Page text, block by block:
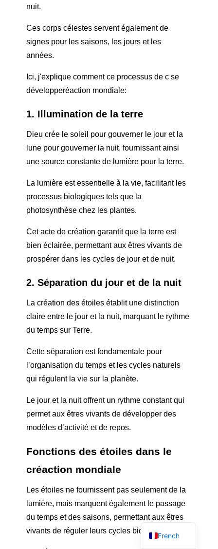
nuit.
Ces corps célestes servent également de
signes pour les saisons, les jours et les
années.
Ici, j'explique comment ce processus de c se
développeréaction mondiale:
1. Illumination de la terre
Dieu crée le soleil pour gouverner le jour et la
lune pour gouverner la nuit, fournissant ainsi
une source constante de lumière pour la terre.
La lumière est essentielle à la vie, facilitant les
processus biologiques tels que la
photosynthèse chez les plantes.
Cet acte de création garantit que la terre est
bien éclairée, permettant aux êtres vivants de
prospérer dans les cycles de jour et de nuit.
2. Séparation du jour et de la nuit
La création des étoiles établit une distinction
claire entre le jour et la nuit, marquant le rythme
du temps sur Terre.
Cette séparation est fondamentale pour
l’organisation du temps et les cycles naturels
qui régulent la vie sur la planète.
Le jour et la nuit offrent un rythme constant qui
permet aux êtres vivants de développer des
modèles d’activité et de repos.
Fonctions des étoiles dans le
créaction mondiale
Les étoiles ne fournissent pas seulement de la
lumière, mais marquent également le passage
du temps et des saisons, permettant aux êtres
vivants de réguler leurs cycles biologiques.
French
Spanish
English